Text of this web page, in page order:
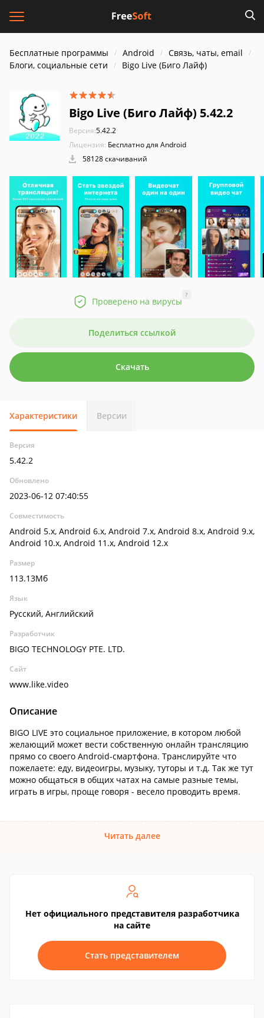
Бесплатные программы Android
Связь, чаты, email
Блоги, социальные сети
Bigo Live (Биго Лайф)
Bigo Live (Биго Лайф) 5.42.2
Версия:5.42.2
Лицензия: Бесплатно для Android
58128 скачиваний
Проверено на вирусы
?
Поделиться ссылкой
Скачать
Характеристики Версии
Версия
5.42.2
Обновлено
2023-06-12 07:40:55
Совместимость
Android 5.x, Android 6.x, Android 7.x, Android 8.x, Android 9.x,
Android 10.x, Android 11.x, Android 12.x
Размер
113.13Мб
Язык
Русский, Английский
Разработчик
BIGO TECHNOLOGY PTE. LTD.
Сайт
www.like.video
Описание
BIGO LIVE это социальное приложение, в котором любой
желающий может вести собственную онлайн трансляцию
прямо со своего Android-смартфона. Транслируйте что
пожелаете: еду, видеоигры, музыку, туторы и т.д. Так же тут
можно общаться в общих чатах на самые разные темы,
играть в игры, проще говоря - весело проводить время.
Читать далее
Нет официального представителя разработчика
на сайте
Стать представителем